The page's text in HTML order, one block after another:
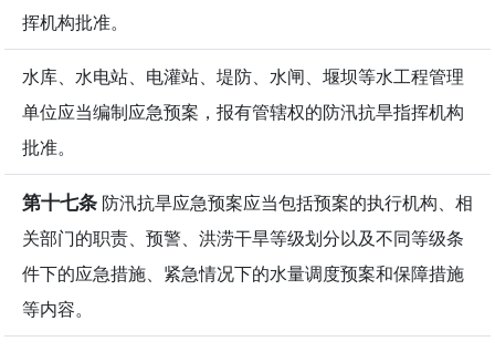
挥机构批准。
水库、水电站、电灌站、堤防、水闸、堰坝等水工程管理
单位应当编制应急预案，报有管辖权的防汛抗旱指挥机构
批准。
第十七条 防汛抗旱应急预案应当包括预案的执行机构、相
关部门的职责、预警、洪涝干旱等级划分以及不同等级条
件下的应急措施、紧急情况下的水量调度预案和保障措施
等内容。